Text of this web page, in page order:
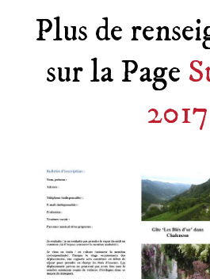
Plus de
sur la Page
2017